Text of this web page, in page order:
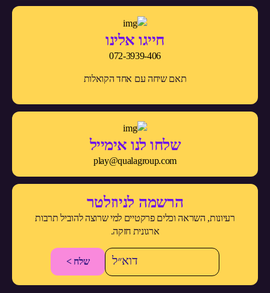
חייגו אלינו
072-3939-406
תאם שיחה עם אחד הקואלות
שלחו לנו אימייל
play@qualagroup.com
הרשמה לניוזלטר
רעיונות, השראה וכלים פרקטיים למי שרוצה להוביל תרבות
ארגונית חזקה.